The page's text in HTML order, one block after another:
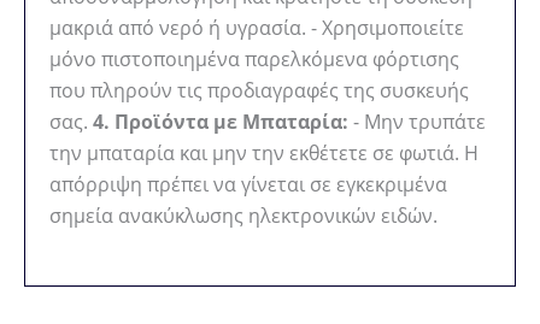
μακριά από νερό ή υγρασία. - Χρησιμοποιείτε
μόνο πιστοποιημένα παρελκόμενα φόρτισης
που πληρούν τις προδιαγραφές της συσκευής
σας. 4. Προϊόντα με Μπαταρία: - Μην τρυπάτε
την μπαταρία και μην την εκθέτετε σε φωτιά. Η
απόρριψη πρέπει να γίνεται σε εγκεκριμένα
σημεία ανακύκλωσης ηλεκτρονικών ειδών.